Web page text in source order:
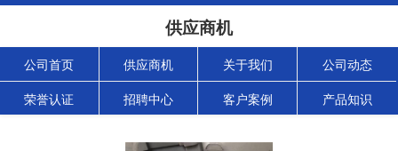
供应商机
公司首页 供应商机 关于我们 公司动态
荣誉认证 招聘中心 客户案例 产品知识